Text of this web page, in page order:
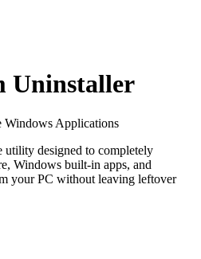
Uninstaller
Windows Applications
designed to completely
Windows built-in apps, and
your PC without leaving leftover